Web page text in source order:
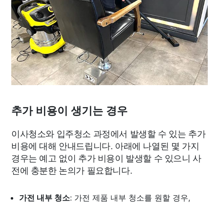
추가 비용이 생기는 경우
이사청소와 입주청소 과정에서 발생할 수 있는 추가
비용에 대해 안내드립니다. 아래에 나열된 몇 가지
경우는 예고 없이 추가 비용이 발생할 수 있으니 사
전에 충분한 논의가 필요합니다.
가전 내부 청소: 가전 제품 내부 청소를 원할 경우,